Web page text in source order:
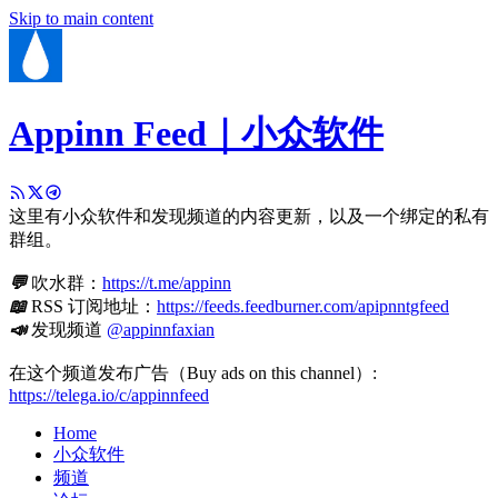
Skip to main content
Appinn Feed｜小众软件
这里有小众软件和发现频道的内容更新，以及一个绑定的私有
群组。
💬吹水群： https://t.me/appinn
📖RSS 订阅地址： https://feeds.feedburner.com/apipnntgfeed
📣发现频道 @appinnfaxian
在这个频道发布广告（Buy ads on this channel）:
https://telega.io/c/appinnfeed
Home
小众软件
频道